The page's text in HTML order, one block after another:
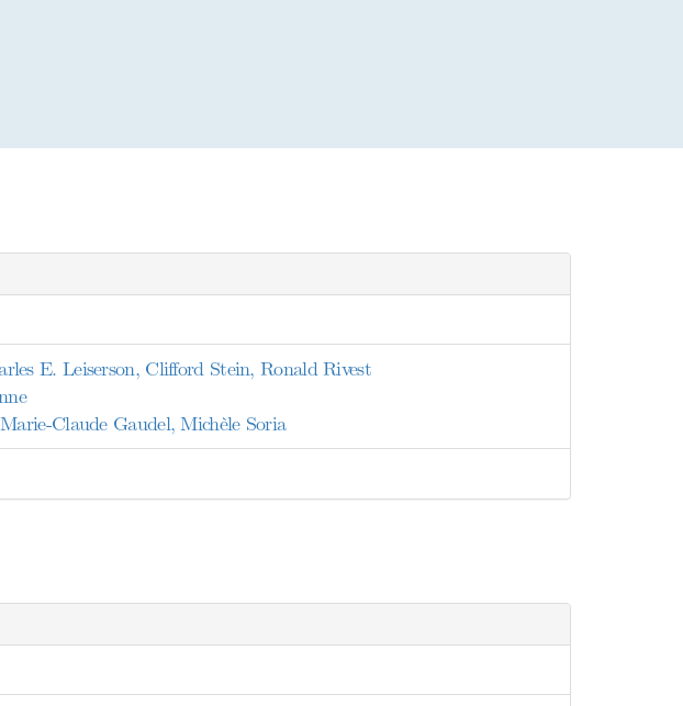
E. Leiserson, Clifford Stein, Ronald Rivest
Claude Gaudel, Michèle Soria